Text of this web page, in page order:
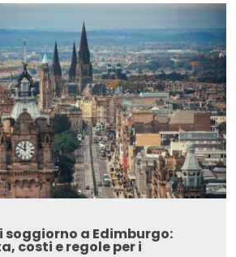
soggiorno a Edimburgo:
costi e regole per i